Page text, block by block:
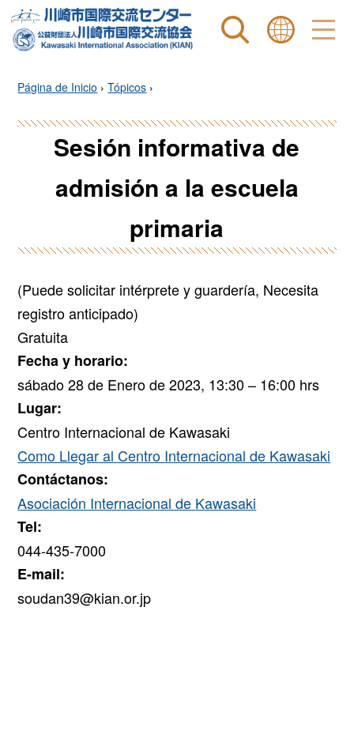
Site search表示言
Página de Inicio › Tópicos ›
Sesión informativa de
admisión a la escuela
primaria
(Puede solicitar intérprete y guardería, Necesita
registro anticipado)
Gratuita
Fecha y horario:
sábado 28 de Enero de 2023, 13:30 – 16:00 hrs
Lugar:
Centro Internacional de Kawasaki
Como Llegar al Centro Internacional de Kawasaki
Contáctanos:
Asociación Internacional de Kawasaki
Tel:
044-435-7000
E-mail:
soudan39@kian.or.jp